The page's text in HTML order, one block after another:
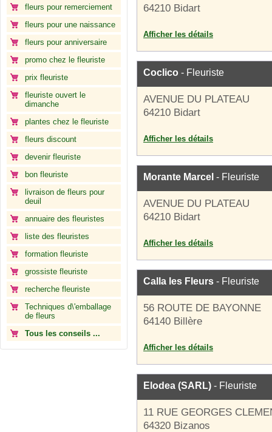
fleurs pour remerciement
fleurs pour une naissance
fleurs pour anniversaire
promo chez le fleuriste
prix fleuriste
fleuriste ouvert le
dimanche
plantes chez le fleuriste
fleurs discount
devenir fleuriste
bon fleuriste
livraison de fleurs pour
deuil
annuaire des fleuristes
liste des fleuristes
formation fleuriste
grossiste fleuriste
recherche fleuriste
Techniques d\'emballage
de fleurs
Tous les conseils ...
64210 Bidart
Afficher les détails
Coclico - Fleuriste
AVENUE DU PLATEAU
64210 Bidart
Afficher les détails
Morante Marcel - Fleuriste
AVENUE DU PLATEAU
64210 Bidart
Afficher les détails
Calla les Fleurs - Fleuriste
56 ROUTE DE BAYONNE
64140 Billère
Afficher les détails
Elodea (SARL) - Fleuriste
11 RUE GEORGES
64320 Bizanos